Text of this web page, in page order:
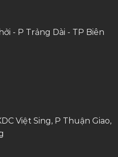
- P Trảng Dài - TP Biên
Việt Sing, P Thuận Giao,